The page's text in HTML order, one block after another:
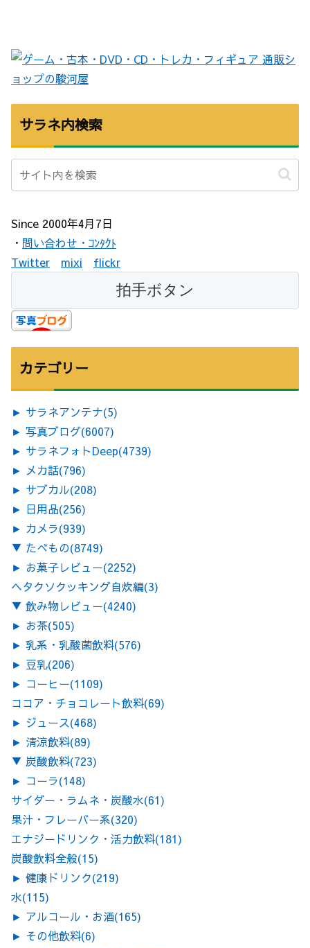
サラネ内検索
Since 2000年4月7日
・ 問い合わせ・ｺﾝﾀｸﾄ
Twitter
mixi flickr
カテゴリー
► サラネアンテナ(5)
► 写真ブログ(6007)
► サラネフォトDeep(4739)
► メカ話(796)
► サブカル(208)
► 日用品(256)
► カメラ(939)
▼ たべもの(8749)
► お菓子レビュー(2252)
ヘタクソクッキング自炊編(3)
▼ 飲み物レビュー(4240)
► お茶(505)
► 乳系・乳酸菌飲料(576)
► 豆乳(206)
► コーヒー(1109)
ココア・チョコレート飲料(69)
► ジュース(468)
► 清涼飲料(89)
▼ 炭酸飲料(723)
► コーラ(148)
サイダー・ラムネ・炭酸水(61)
果汁・フレーバー系(320)
エナジードリンク・活力飲料(181)
炭酸飲料全般(15)
► 健康ドリンク(219)
水(115)
► アルコール・お酒(165)
► その他飲料(6)